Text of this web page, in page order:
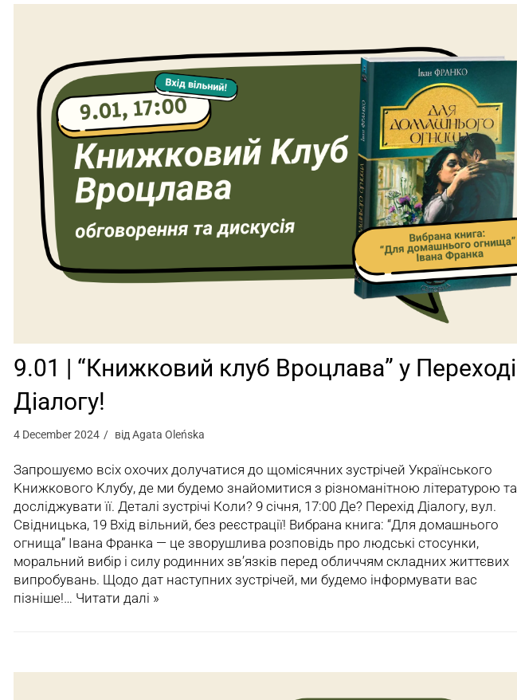
9.01 | “Книжковий клуб Вроцлава” у Переході
Діалогу!
4 December 2024 відAgata Oleńska
Запрошуємо всіх охочих долучатися до щомісячних зустрічей Українського
Kнижкового Kлубу, де ми будемо знайомитися з різноманітною літературою та
досліджувати її. Деталі зустрічі Коли? 9 січня, 17:00 Де? Перехід Діалогу, вул.
Свідницька, 19 Вхід вільний, без реєстрації! Вибрана книга: “Для домашнього
огнища” Івана Франка — це зворушлива розповідь про людські стосунки,
моральний вибір і силу родинних зв’язків перед обличчям складних життєвих
випробувань. Щодо дат наступних зустрічей, ми будемо інформувати вас
пізніше!… Читати далі »